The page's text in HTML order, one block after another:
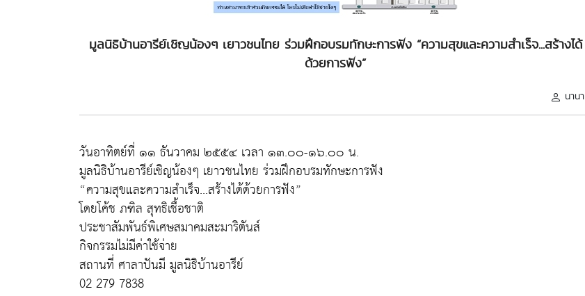
มูลนิธิบ้านอารีย์เชิญน้องๆ เยาวชนไทย ร่วมฝึกอบรมทักษะการฟัง “ความสุขและความสำเร็จ...สร้างได้
ด้วยการฟัง”
นานา
วันอาทิตย์ที่ ๑๑ ธันวาคม ๒๕๕๔ เวลา ๑๓.๐๐-๑๖.๐๐ น.
มูลนิธิบ้านอารีย์เชิญน้องๆ เยาวชนไทย ร่วมฝึกอบรมทักษะการฟัง
“ความสุขและความสำเร็จ...สร้างได้ด้วยการฟัง”
โดยโค้ช ภฑิล สุทธิเชื้อชาติ
ประชาสัมพันธ์พิเศษสมาคมสะมาริตันส์
กิจกรรมไม่มีค่าใช้จ่าย
สถานที่ ศาลาปันมี มูลนิธิบ้านอารีย์
02 279 7838